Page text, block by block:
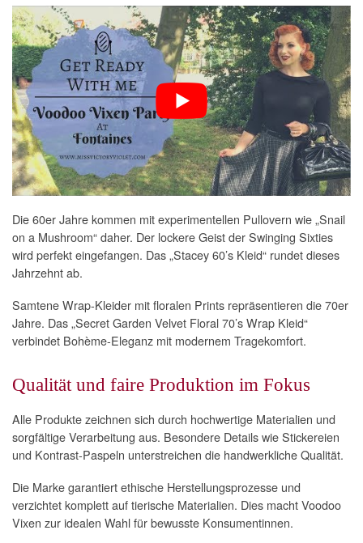
Die 60er Jahre kommen mit experimentellen Pullovern wie „Snail
on a Mushroom“ daher. Der lockere Geist der Swinging Sixties
wird perfekt eingefangen. Das „Stacey 60’s Kleid“ rundet dieses
Jahrzehnt ab.
Samtene Wrap-Kleider mit floralen Prints repräsentieren die 70er
Jahre. Das „Secret Garden Velvet Floral 70’s Wrap Kleid“
verbindet Bohème-Eleganz mit modernem Tragekomfort.
Qualität und faire Produktion im Fokus
Alle Produkte zeichnen sich durch hochwertige Materialien und
sorgfältige Verarbeitung aus. Besondere Details wie Stickereien
und Kontrast-Paspeln unterstreichen die handwerkliche Qualität.
Die Marke garantiert ethische Herstellungsprozesse und
verzichtet komplett auf tierische Materialien. Dies macht Voodoo
Vixen zur idealen Wahl für bewusste Konsumentinnen.